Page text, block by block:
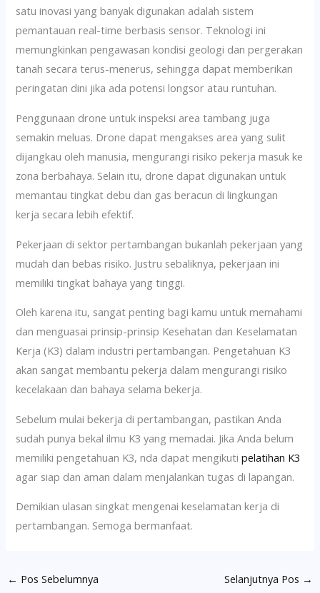
satu inovasi yang banyak digunakan adalah sistem
pemantauan real-time berbasis sensor. Teknologi ini
memungkinkan pengawasan kondisi geologi dan pergerakan
tanah secara terus-menerus, sehingga dapat memberikan
peringatan dini jika ada potensi longsor atau runtuhan.
Penggunaan drone untuk inspeksi area tambang juga
semakin meluas. Drone dapat mengakses area yang sulit
dijangkau oleh manusia, mengurangi risiko pekerja masuk ke
zona berbahaya. Selain itu, drone dapat digunakan untuk
memantau tingkat debu dan gas beracun di lingkungan
kerja secara lebih efektif.
Pekerjaan di sektor pertambangan bukanlah pekerjaan yang
mudah dan bebas risiko. Justru sebaliknya, pekerjaan ini
memiliki tingkat bahaya yang tinggi.
Oleh karena itu, sangat penting bagi kamu untuk memahami
dan menguasai prinsip-prinsip Kesehatan dan Keselamatan
Kerja (K3) dalam industri pertambangan. Pengetahuan K3
akan sangat membantu pekerja dalam mengurangi risiko
kecelakaan dan bahaya selama bekerja.
Sebelum mulai bekerja di pertambangan, pastikan Anda
sudah punya bekal ilmu K3 yang memadai. Jika Anda belum
memiliki pengetahuan K3, nda dapat mengikutipelatihan K3
agar siap dan aman dalam menjalankan tugas di lapangan.
Demikian ulasan singkat mengenai keselamatan kerja di
pertambangan. Semoga bermanfaat.
← Pos Sebelumnya Selanjutnya Pos →